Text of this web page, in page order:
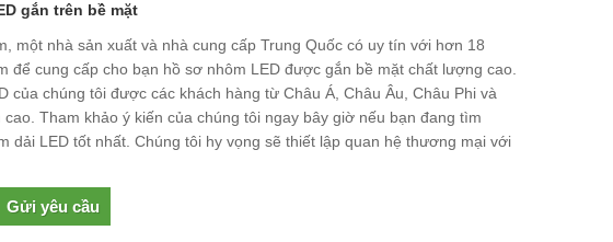
gắn trên bề mặt
một nhà sản xuất và nhà cung cấp Trung Quốc có uy tín với hơn 18
để cung cấp cho bạn hồ sơ nhôm LED được gắn bề mặt chất lượng cao.
của chúng tôi được các khách hàng từ Châu Á, Châu Âu, Châu Phi và
cao. Tham khảo ý kiến ​​của chúng tôi ngay bây giờ nếu bạn đang tìm
dải LED tốt nhất. Chúng tôi hy vọng sẽ thiết lập quan hệ thương mại với
Gửi yêu cầu